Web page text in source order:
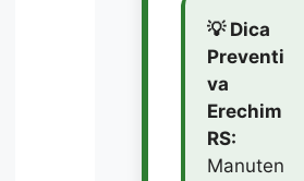
💡 Dica
Preventi
va
Erechim
RS:
Manuten